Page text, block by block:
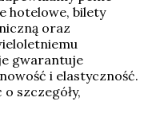
hotelowe, bilety
oraz
gwarantuje
i elastyczność.
szczegóły,